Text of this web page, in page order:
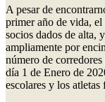
A pesar de
primer año de vida,
socios dados de alta,
ampliamente por
número de
día 1 de Enero de
escolares y los atletas